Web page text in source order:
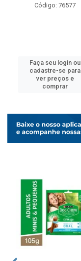
Código: 76577
Faça seu login ou
cadastre-se para
ver preços e
comprar